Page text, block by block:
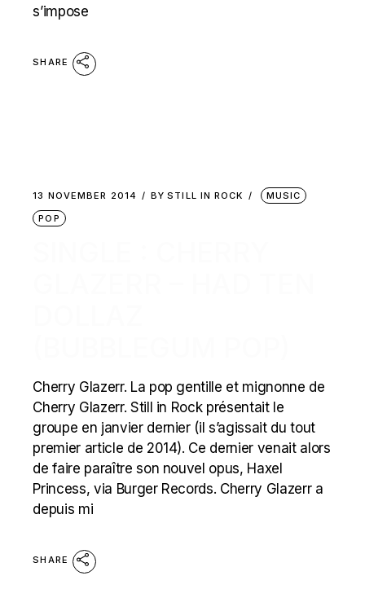
s’impose
SHARE
13 NOVEMBER 2014 BY STILL IN ROCK
MUSIC
POP
Cherry Glazerr. La pop gentille et mignonne de
Cherry Glazerr. Still in Rock présentait le
groupe en janvier dernier (il s’agissait du tout
premier article de 2014). Ce dernier venait alors
de faire paraître son nouvel opus, Haxel
Princess, via Burger Records. Cherry Glazerr a
depuis mi
SHARE